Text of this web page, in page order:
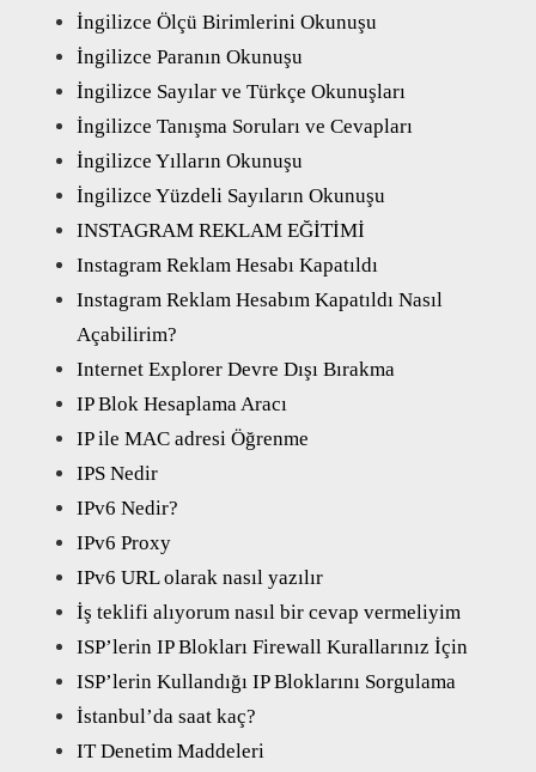
İngilizce Ölçü Birimlerini Okunuşu
İngilizce Paranın Okunuşu
İngilizce Sayılar ve Türkçe Okunuşları
İngilizce Tanışma Soruları ve Cevapları
İngilizce Yılların Okunuşu
İngilizce Yüzdeli Sayıların Okunuşu
INSTAGRAM REKLAM EĞİTİMİ
Instagram Reklam Hesabı Kapatıldı
Instagram Reklam Hesabım Kapatıldı Nasıl
Açabilirim?
Internet Explorer Devre Dışı Bırakma
IP Blok Hesaplama Aracı
IP ile MAC adresi Öğrenme
IPS Nedir
IPv6 Nedir?
IPv6 Proxy
IPv6 URL olarak nasıl yazılır
İş teklifi alıyorum nasıl bir cevap vermeliyim
ISP’lerin IP Blokları Firewall Kurallarınız İçin
ISP’lerin Kullandığı IP Bloklarını Sorgulama
İstanbul’da saat kaç?
IT Denetim Maddeleri